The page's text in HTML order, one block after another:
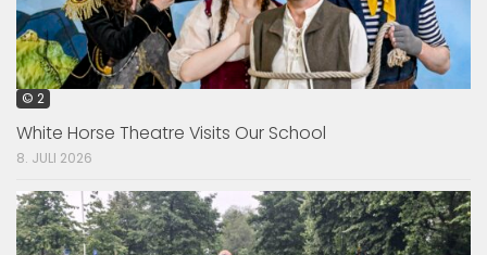
© 2
White Horse Theatre Visits Our School
8. JULI 2026